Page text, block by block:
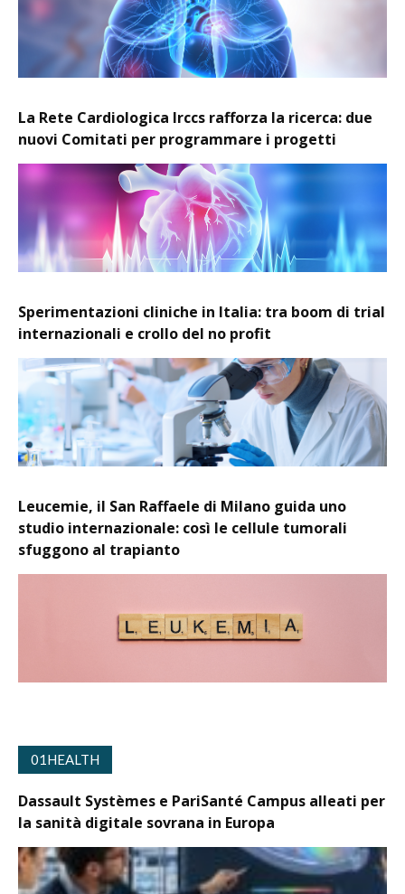
La Rete Cardiologica Irccs rafforza la ricerca: due
nuovi Comitati per programmare i progetti
Sperimentazioni cliniche in Italia: tra boom di trial
internazionali e crollo del no profit
Leucemie, il San Raffaele di Milano guida uno
studio internazionale: così le cellule tumorali
sfuggono al trapianto
01HEALTH
Dassault Systèmes e PariSanté Campus alleati per
la sanità digitale sovrana in Europa